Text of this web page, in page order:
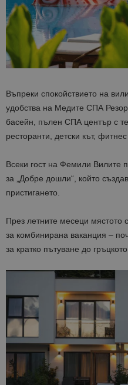
Въпреки спокойствието на
удобства на Медите СПА
басейн, пълен СПА център с
ресторанти, детски кът,
Всеки гост на Фемили Вилите
за „Добре дошли“ , който
пристигането.
През летните месеци мястото
за комбинирана ваканция –
за кратко пътуване до